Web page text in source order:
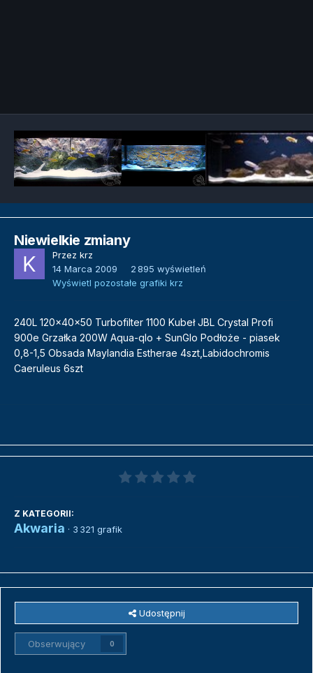
Niewielkie zmiany
Przez krz
14 Marca 2009
2 895 wyświetleń
Wyświetl pozostałe grafiki krz
240L 120x40x50 Turbofilter 1100 Kubeł JBL Crystal Profi
900e Grzałka 200W Aqua-qlo + SunGlo Podłoże - piasek
0,8-1,5 Obsada Maylandia Estherae 4szt,Labidochromis
Caeruleus 6szt
Z KATEGORII:
Akwaria · 3 321 grafik
Udostępnij
Obserwujący 0